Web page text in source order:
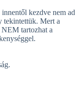
kezdve nem ad
tekintettük. Mert a
NEM tartozhat a